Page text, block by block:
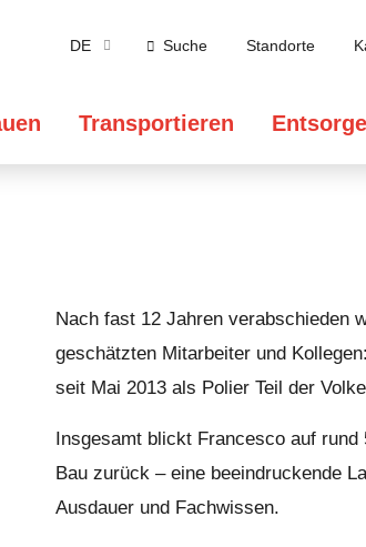
DE Suche Standorte
Transportieren
Nach fast 12 Jahren verabschieden
geschätzten Mitarbeiter und
seit Mai 2013 als Polier Teil der
Insgesamt blickt Francesco auf rund
Bau zurück – eine beeindruckende
Ausdauer und Fachwissen.